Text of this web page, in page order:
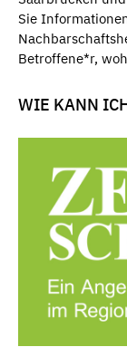
Sie
Betroffene*r,
WIE KANN